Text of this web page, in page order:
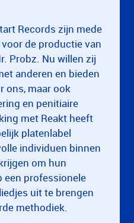
Records zijn mede
de productie van
Probz. Nu willen zij
anderen en bieden
ons, maar ook
en penitiaire
met Reakt heeft
platenlabel
individuen binnen
om hun
een professionele
uit te brengen
methodiek.